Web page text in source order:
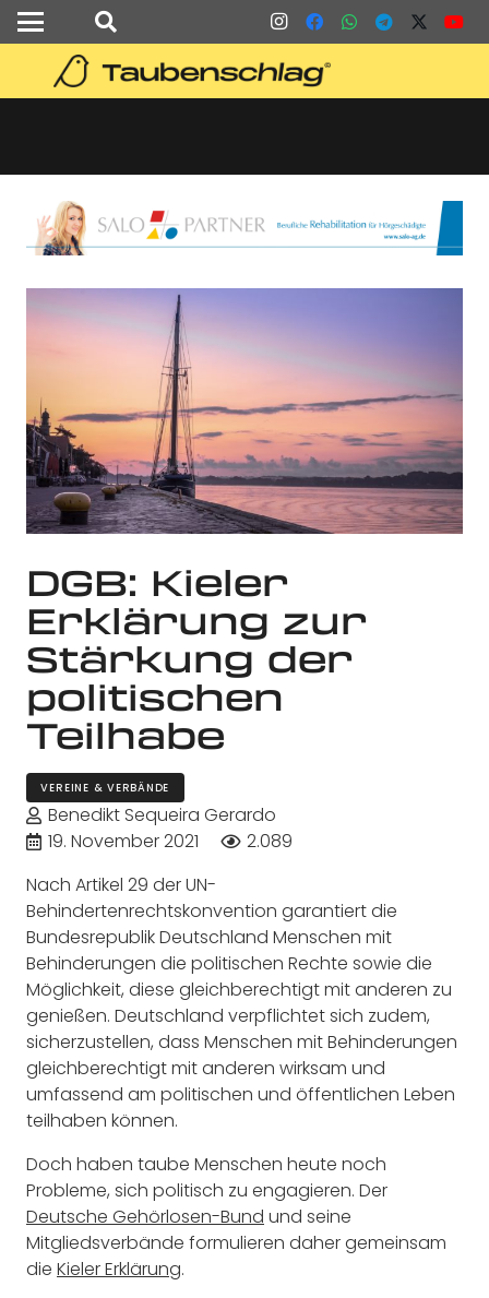
DGB: Kieler
Erklärung zur
Stärkung der
politischen
Teilhabe
VEREINE & VERBÄNDE
Benedikt Sequeira Gerardo
19. November 2021
2.089
Nach Artikel 29 der UN-
Behindertenrechtskonvention garantiert die
Bundesrepublik Deutschland Menschen mit
Behinderungen die politischen Rechte sowie die
Möglichkeit, diese gleichberechtigt mit anderen zu
genießen. Deutschland verpflichtet sich zudem,
sicherzustellen, dass Menschen mit Behinderungen
gleichberechtigt mit anderen wirksam und
umfassend am politischen und öffentlichen Leben
teilhaben können.
Doch haben taube Menschen heute noch
Probleme, sich politisch zu engagieren. Der
Deutsche Gehörlosen-Bund und seine
Mitgliedsverbände formulieren daher gemeinsam
die Kieler Erklärung.